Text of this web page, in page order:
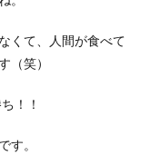
くて、人間が食べて
（笑）
！！
す。